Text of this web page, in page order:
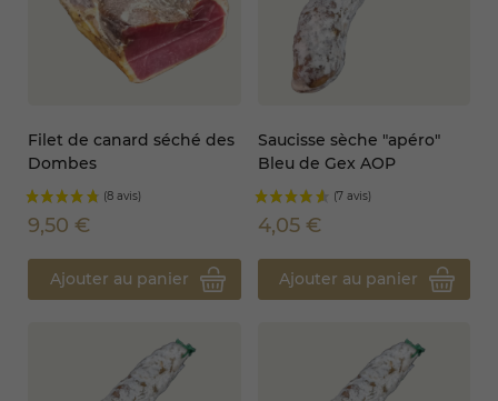
Filet de canard séché des
Dombes
9,50 €
Ajouter au panier
Saucisse sèche "apéro"
Bleu de Gex AOP
4,05 €
Ajouter au panier